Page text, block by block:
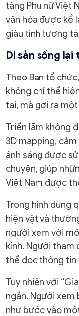
tàng Phụ nữ Việt
văn hóa được kể
giàu tính tương
Di sản sống
Theo Ban tổ
không chỉ thể
tại, mà gợi ra
Triển lãm không
3D mapping,
ánh sáng được
chuyện, giúp
Việt Nam được
Trong hình dung
hiện vật và
người xem với
kính. Người tham
thể đọc thông tin
Tuy nhiên với
ngắn. Người xem
như bước vào